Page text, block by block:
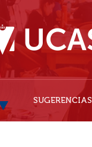
SUGERENCIAS